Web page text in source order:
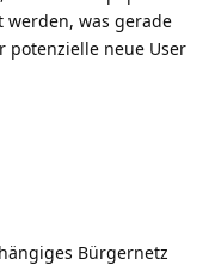
was gerade
potenzielle neue User
Bürgernetz